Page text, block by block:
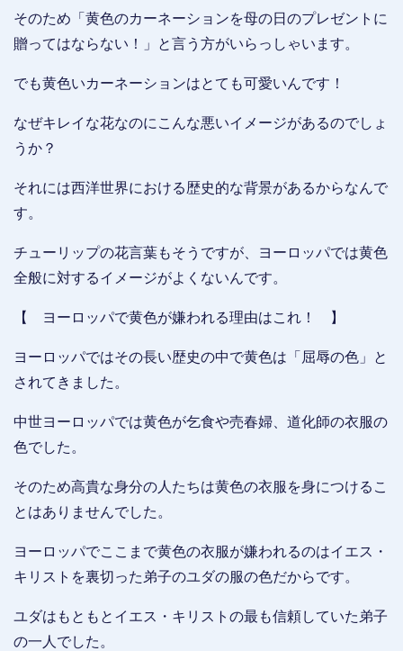
そのため「黄色のカーネーションを母の日のプレゼントに
贈ってはならない！」と言う方がいらっしゃいます。
でも黄色いカーネーションはとても可愛いんです！
なぜキレイな花なのにこんな悪いイメージがあるのでしょ
うか？
それには西洋世界における歴史的な背景があるからなんで
す。
チューリップの花言葉もそうですが、ヨーロッパでは黄色
全般に対するイメージがよくないんです。
【 ヨーロッパで黄色が嫌われる理由はこれ！ 】
ヨーロッパではその長い歴史の中で黄色は「屈辱の色」と
されてきました。
中世ヨーロッパでは黄色が乞食や売春婦、道化師の衣服の
色でした。
そのため高貴な身分の人たちは黄色の衣服を身につけるこ
とはありませんでした。
ヨーロッパでここまで黄色の衣服が嫌われるのはイエス・
キリストを裏切った弟子のユダの服の色だからです。
ユダはもともとイエス・キリストの最も信頼していた弟子
の一人でした。